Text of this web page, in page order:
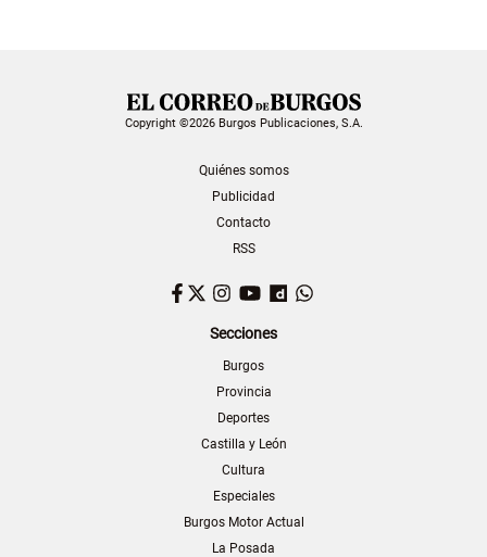
Copyright ©2026 Burgos Publicaciones, S.A.
Quiénes somos
Publicidad
Contacto
RSS
Facebook
TwitterInstagram
YouTubeDailymotion
Secciones
Burgos
Provincia
Deportes
Castilla y León
Cultura
Especiales
Burgos Motor Actual
La Posada